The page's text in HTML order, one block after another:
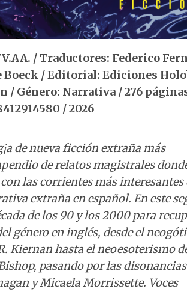
/ Traductores: Federico
Boeck / Editorial: Ediciones
Género: Narrativa / 276
/ 2026
de nueva ficción extraña más
de relatos magistrales
las corrientes más interesantes
extraña en español. En este
de los 90 y los 2000 para
género en inglés, desde el
Kiernan hasta el neoesoterismo
pasando por las
y Micaela Morrissette. Voces